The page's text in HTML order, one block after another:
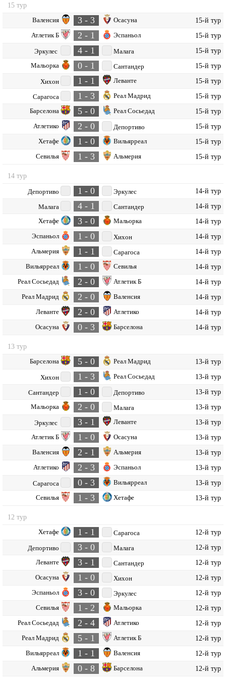
15 тур
Валенсия 3 - 3 Осасуна 15-й тур
Атлетик Б 2 - 1 Эспаньол 15-й тур
Эркулес 4 - 1 Малага 15-й тур
Мальорка 0 - 1 Сантандер 15-й тур
Хихон 1 - 1 Леванте 15-й тур
Сарагоса 1 - 3 Реал Мадрид 15-й тур
Барселона 5 - 0 Реал Сосьедад 15-й тур
Атлетико 2 - 0 Депортиво 15-й тур
Хетафе 1 - 0 Вильярреал 15-й тур
Севилья 1 - 3 Альмерия 15-й тур
14 тур
Депортиво 1 - 0 Эркулес 14-й тур
Малага 4 - 1 Сантандер 14-й тур
Хетафе 3 - 0 Мальорка 14-й тур
Эспаньол 1 - 0 Хихон 14-й тур
Альмерия 1 - 1 Сарагоса 14-й тур
Вильярреал 1 - 0 Севилья 14-й тур
Реал Сосьедад 2 - 0 Атлетик Б 14-й тур
Реал Мадрид 2 - 0 Валенсия 14-й тур
Леванте 2 - 0 Атлетико 14-й тур
Осасуна 0 - 3 Барселона 14-й тур
13 тур
Барселона 5 - 0 Реал Мадрид 13-й тур
Хихон 1 - 3 Реал Сосьедад 13-й тур
Сантандер 1 - 0 Депортиво 13-й тур
Мальорка 2 - 0 Малага 13-й тур
Эркулес 3 - 1 Леванте 13-й тур
Атлетик Б 1 - 0 Осасуна 13-й тур
Валенсия 2 - 1 Альмерия 13-й тур
Атлетико 2 - 3 Эспаньол 13-й тур
Сарагоса 0 - 3 Вильярреал 13-й тур
Севилья 1 - 3 Хетафе 13-й тур
12 тур
Хетафе 1 - 1 Сарагоса 12-й тур
Депортиво 3 - 0 Малага 12-й тур
Леванте 3 - 1 Сантандер 12-й тур
Осасуна 1 - 0 Хихон 12-й тур
Эспаньол 3 - 0 Эркулес 12-й тур
Севилья 1 - 2 Мальорка 12-й тур
Реал Сосьедад 2 - 4 Атлетико 12-й тур
Реал Мадрид 5 - 1 Атлетик Б 12-й тур
Вильярреал 1 - 1 Валенсия 12-й тур
Альмерия 0 - 8 Барселона 12-й тур